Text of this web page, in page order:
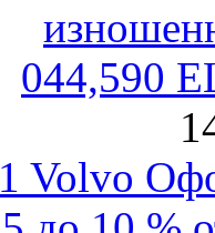
044,590